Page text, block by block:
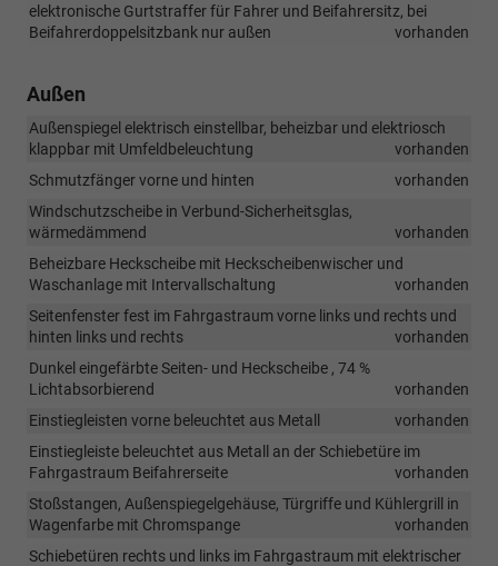
elektronische Gurtstraffer für Fahrer und Beifahrersitz, bei
Beifahrerdoppelsitzbank nur außen
vorhanden
Außen
Außenspiegel elektrisch einstellbar, beheizbar und elektriosch
klappbar mit Umfeldbeleuchtung
vorhanden
Schmutzfänger vorne und hinten
vorhanden
Windschutzscheibe in Verbund-Sicherheitsglas,
wärmedämmend
vorhanden
Beheizbare Heckscheibe mit Heckscheibenwischer und
Waschanlage mit Intervallschaltung
vorhanden
Seitenfenster fest im Fahrgastraum vorne links und rechts und
hinten links und rechts
vorhanden
Dunkel eingefärbte Seiten- und Heckscheibe , 74 %
Lichtabsorbierend
vorhanden
Einstiegleisten vorne beleuchtet aus Metall
vorhanden
Einstiegleiste beleuchtet aus Metall an der Schiebetüre im
Fahrgastraum Beifahrerseite
vorhanden
Stoßstangen, Außenspiegelgehäuse, Türgriffe und Kühlergrill in
Wagenfarbe mit Chromspange
vorhanden
Schiebetüren rechts und links im Fahrgastraum mit elektrischer